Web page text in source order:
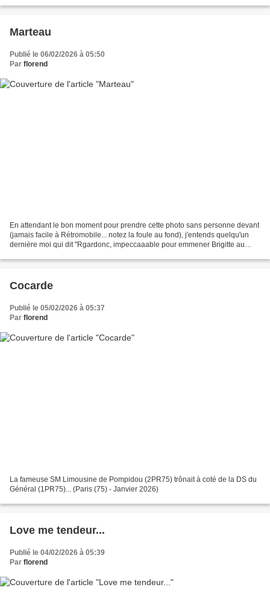
Marteau
Publié le 06/02/2026 à 05:50
Par florend
En attendant le bon moment pour prendre cette photo sans personne devant
(jamais facile à Rétromobile... notez la foule au fond), j'entends quelqu'un
dernière moi qui dit "Rgardonc, impeccaaable pour emmener Brigitte au
Cocarde
Publié le 05/02/2026 à 05:37
Par florend
La fameuse SM Limousine de Pompidou (2PR75) trônait à coté de la DS du
Général (1PR75)... (Paris (75) - Janvier 2026)
Love me tendeur...
Publié le 04/02/2026 à 05:39
Par florend